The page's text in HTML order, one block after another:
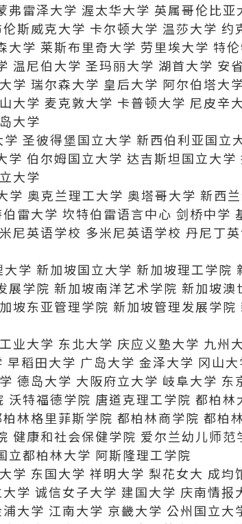
雷泽大学 渥太华大学 英属哥伦比亚
斯威克大学 卡尔顿大学 温莎大学 约
学 莱斯布里奇大学 劳里埃大学 特
温尼伯大学 圣玛丽大学 湖首大学 安
学 瑞尔森大学 皇后大学 阿尔伯塔大
大学 麦克敦大学 卡普顿大学 尼皮辛
大学
圣彼得堡国立大学 新西伯利亚国立
伯尔姆国立大学 达吉斯坦国立大学
大学
奥克兰理工大学 奥塔哥大学 新西
雷大学 坎特伯雷语言中心 剑桥中学
尼英语学校 多米尼英语学校 丹尼丁
学 新加坡国立大学 新加坡理工学院
学院 新加坡南洋艺术学院 新加坡澳
坡东亚管理学院 新加坡管理发展学院
大学 东北大学 庆应义塾大学 九州
稻田大学 广岛大学 金泽大学 冈山
德岛大学 大阪府立大学 岐阜大学 东
特福德学院 唐道克理工学院 都柏林
林格里菲斯学院 都柏林商学院 都柏
健康和社会保健学院 爱尔兰幼儿师范
立都柏林大学 阿斯隆理工学院
东国大学 祥明大学 梨花女大 成均
学 诚信女子大学 建国大学 庆南情报
大学 江南大学 京畿大学 公州国立大